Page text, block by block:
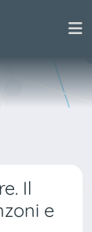
Il
e